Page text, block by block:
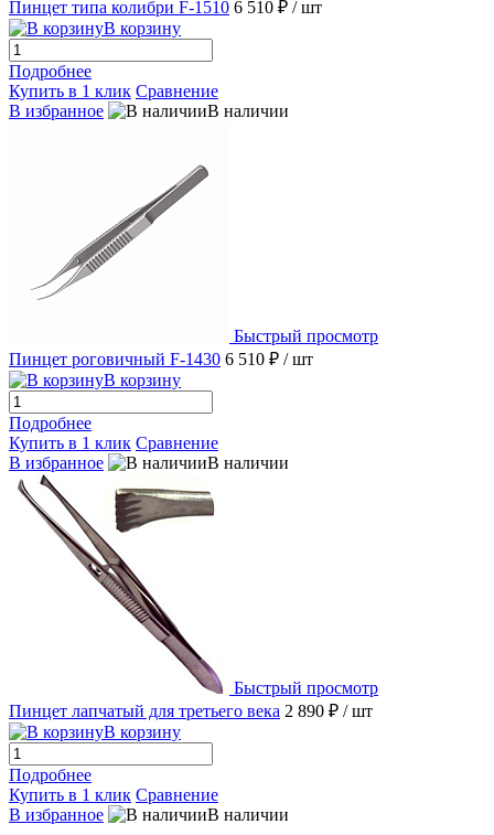
Пинцет типа колибри F-1510 6 510 ₽ / шт
В корзину
Подробнее
Купить в 1 клик Сравнение
В избранное
В наличии
Быстрый просмотр
Пинцет роговичный F-1430 6 510 ₽ / шт
В корзину
Подробнее
Купить в 1 клик Сравнение
В избранное
В наличии
Быстрый просмотр
Пинцет лапчатый для третьего века 2 890 ₽ / шт
В корзину
Подробнее
Купить в 1 клик Сравнение
В избранное
В наличии